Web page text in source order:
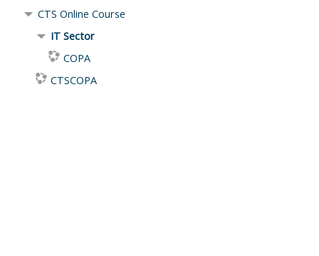
CTS Online Course
IT Sector
COPA
CTSCOPA